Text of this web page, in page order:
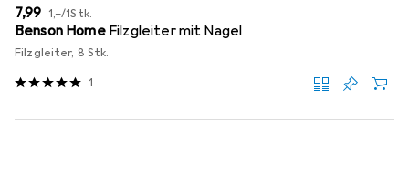
EUR
7,99 EUR
1,–/1Stk.
Benson Home Filzgleiter mit Nagel
Filzgleiter, 8 Stk.
1